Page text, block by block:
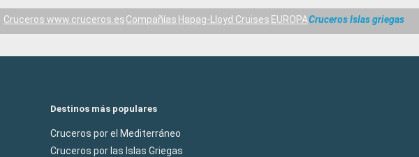
Cruceros www.cruceros.esCompañías Hapag-Lloyd Cruises EUROPACruceros Islas griegas
Destinos más populares
Cruceros por el Mediterráneo
Cruceros por las Islas Griegas